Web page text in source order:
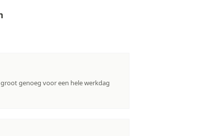
genoeg voor een hele werkdag